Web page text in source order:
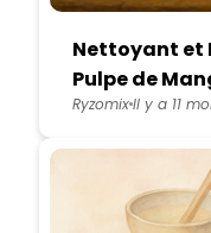
Nettoyant et
Pulpe de
RyzomixIl y a 11